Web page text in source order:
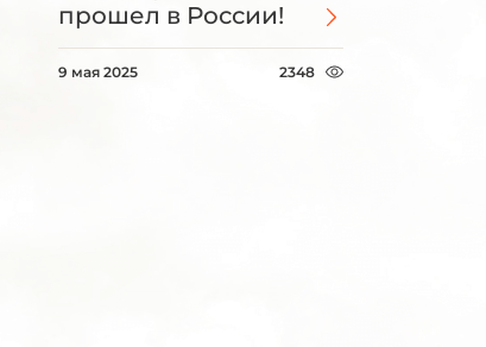
прошел в России!
9 мая 2025 2348